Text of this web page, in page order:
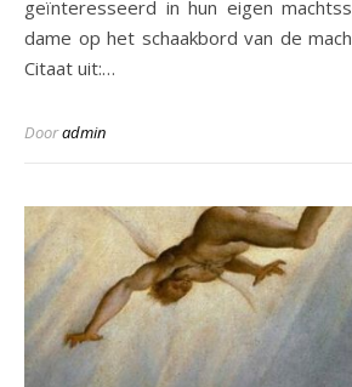
geïnteresseerd in hun eigen
dame op het schaakbord van de
Citaat uit:…
Dooradmin